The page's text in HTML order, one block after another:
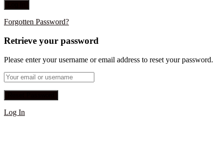
Forgotten Password?
Retrieve your password
Please enter your username or email address to reset your password.
Log In